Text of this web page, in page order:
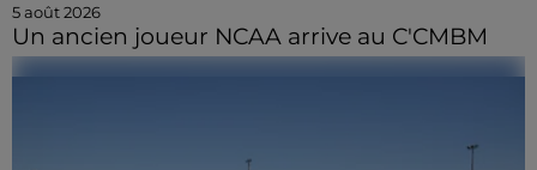
5 août 2026
Un ancien joueur NCAA arrive au C'CMBM